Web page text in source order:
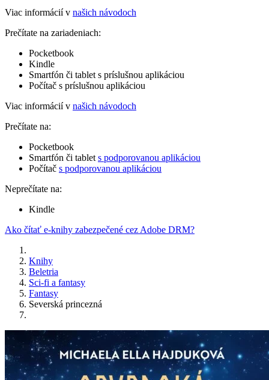
Viac informácií v našich návodoch
Prečítate na zariadeniach:
Pocketbook
Kindle
Smartfón či tablet s príslušnou aplikáciou
Počítač s príslušnou aplikáciou
Viac informácií v našich návodoch
Prečítate na:
Pocketbook
Smartfón či tablet s podporovanou aplikáciou
Počítač s podporovanou aplikáciou
Neprečítate na:
Kindle
Ako čítať e-knihy zabezpečené cez Adobe DRM?
Knihy
Beletria
Sci-fi a fantasy
Fantasy
Severská princezná